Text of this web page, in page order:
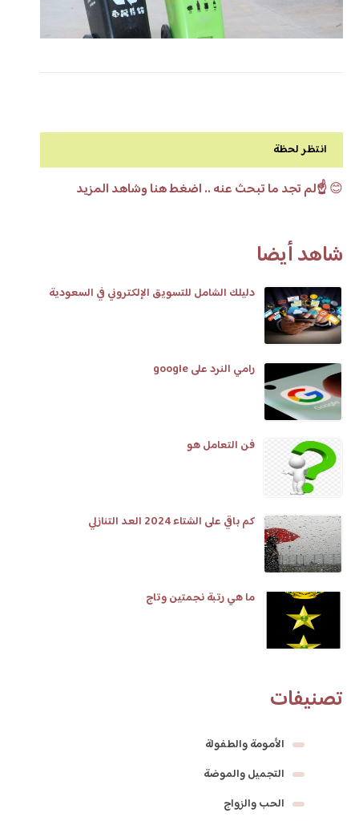
انتظر لحظة
😊☝️لم تجد ما تبحث عنه .. اضغط هنا وشاهد المزيد
شاهد أيضا
دليلك الشامل للتسويق الإلكتروني في السعودية
رامي النرد على google
فن التعامل هو
كم باقي على الشتاء 2024 العد التنازلي
ما هي رتبة نجمتين وتاج
تصنيفات
الأمومة والطفولة
التجميل والموضة
الحب والزواج